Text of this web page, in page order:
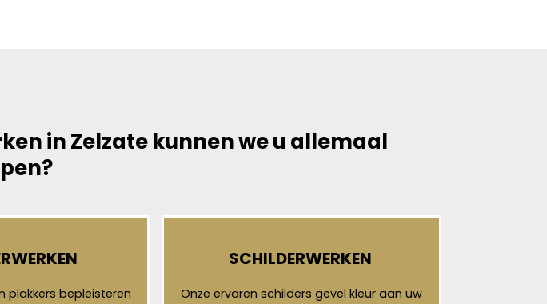
in Zelzate kunnen we u allemaal
plakkers bepleisteren
SCHILDERWERKEN
Onze ervaren schilders gevel kleur aan uw